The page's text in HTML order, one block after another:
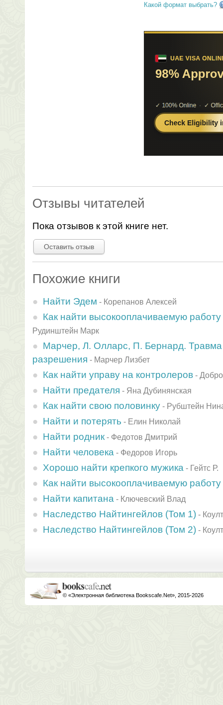
Какой формат выбрать?
Отзывы читателей
Пока отзывов к этой книге нет.
Оставить отзыв
Похожие книги
Найти Эдем - Корепанов Алексей
Как найти высокооплачиваемую
Рудинштейн Марк
Марчер, Л. Олларс, П. Бернард.
разрешения - Марчер Лизбет
Как найти управу на контролеров -
Найти предателя - Яна Дубинянская
Как найти свою половинку - Рубштейн
Найти и потерять - Елин Николай
Найти родник - Федотов Дмитрий
Найти человека - Федоров Игорь
Хорошо найти крепкого мужика - Гейтс Р.
Как найти высокооплачиваемую работу
Найти капитана - Ключевский Влад
Наследство Найтингейлов (Том 1) -
Наследство Найтингейлов (Том 2) -
© «Электронная библиотека Bookscafe.Net», 2015-2026